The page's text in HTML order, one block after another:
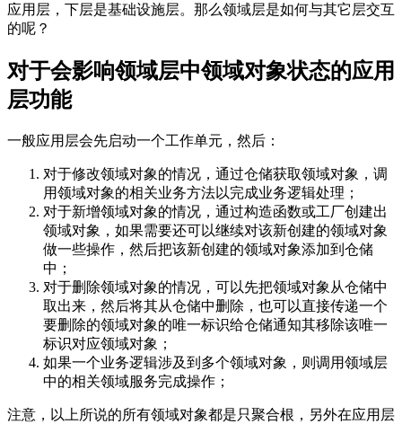
应用层，下层是基础设施层。那么领域层是如何与其它层交互
的呢？
对于会影响领域层中领域对象状态的应用
层功能
一般应用层会先启动一个工作单元，然后：
对于修改领域对象的情况，通过仓储获取领域对象，调
用领域对象的相关业务方法以完成业务逻辑处理；
对于新增领域对象的情况，通过构造函数或工厂创建出
领域对象，如果需要还可以继续对该新创建的领域对象
做一些操作，然后把该新创建的领域对象添加到仓储
中；
对于删除领域对象的情况，可以先把领域对象从仓储中
取出来，然后将其从仓储中删除，也可以直接传递一个
要删除的领域对象的唯一标识给仓储通知其移除该唯一
标识对应领域对象；
如果一个业务逻辑涉及到多个领域对象，则调用领域层
中的相关领域服务完成操作；
注意，以上所说的所有领域对象都是只聚合根，另外在应用层